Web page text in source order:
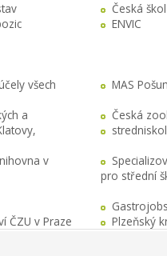
Česká
ENVIC
všech
MAS
a
Česká
v
pro střední
ČZU v Praze
Plzeňský